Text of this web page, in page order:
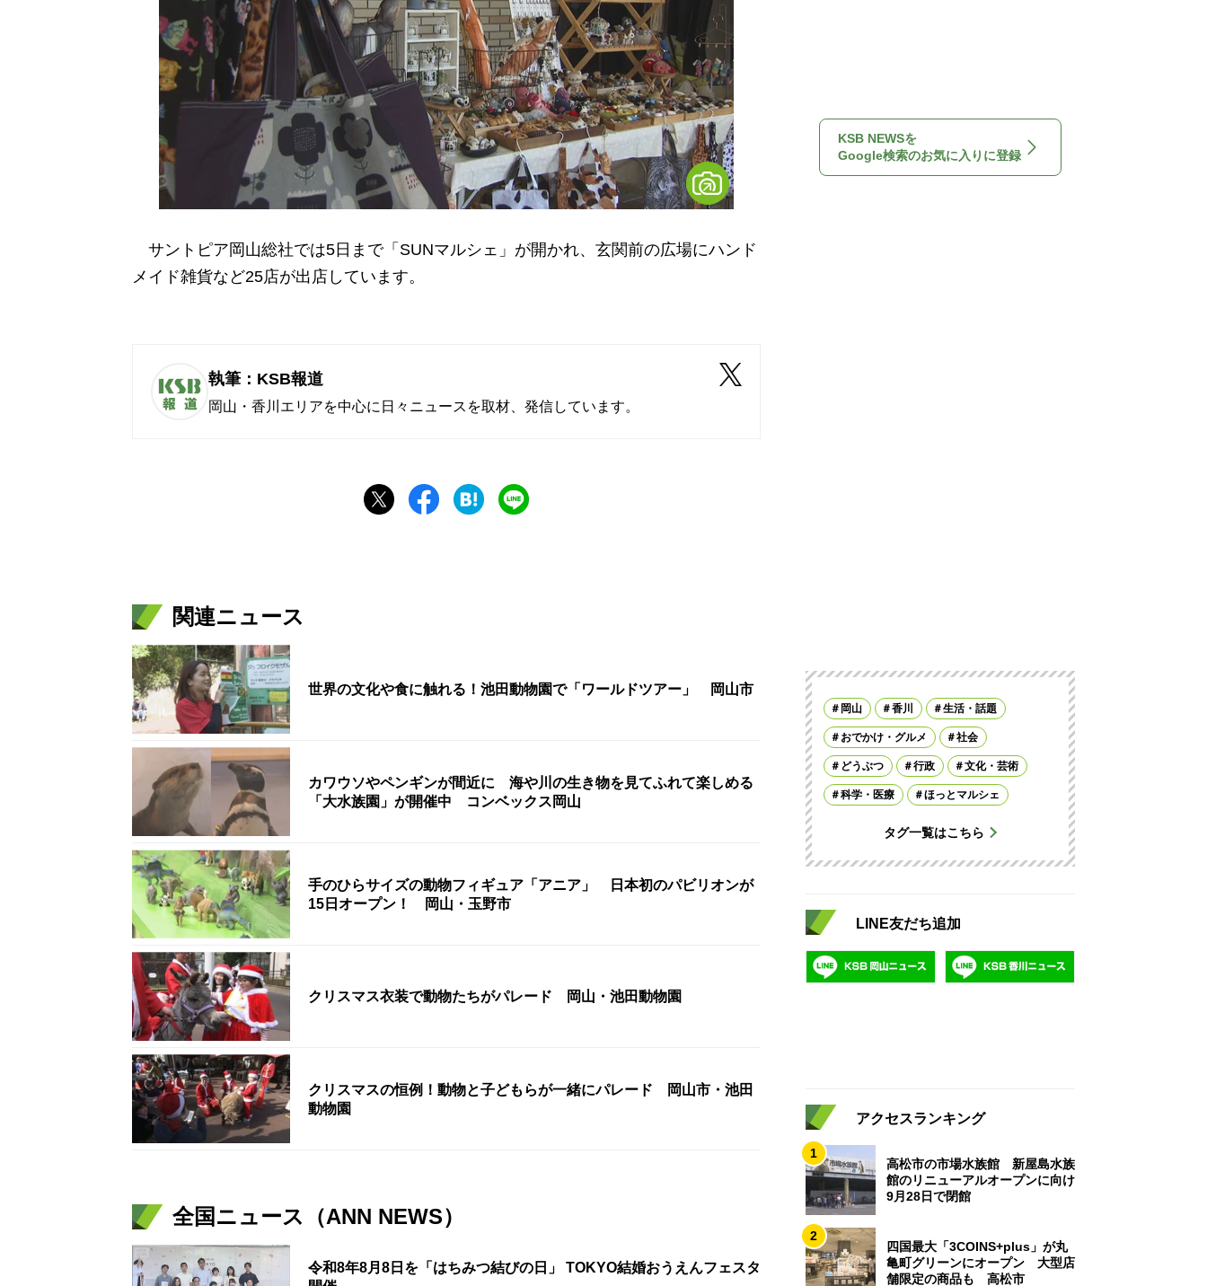
サントピア岡山総社では5日まで「SUNマルシェ」が開かれ、玄関前の広場にハンド
メイド雑貨など25店が出店しています。
執筆：KSB報道
岡山・香川エリアを中心に日々ニュースを取材、発信しています。
関連ニュース
世界の文化や食に触れる！池田動物園で「ワールドツアー」 岡山市
カワウソやペンギンが間近に 海や川の生き物を見てふれて楽しめる
「大水族園」が開催中 コンベックス岡山
手のひらサイズの動物フィギュア「アニア」 日本初のパビリオンが
15日オープン！ 岡山・玉野市
クリスマス衣装で動物たちがパレード 岡山・池田動物園
クリスマスの恒例！動物と子どもらが一緒にパレード 岡山市・池田
動物園
全国ニュース（ANN NEWS）
令和8年8月8日を「はちみつ結びの日」 TOKYO結婚おうえんフェスタ
KSB NEWSを
Google検索のお気に入りに登録
岡山 香川 生活・話題
おでかけ・グルメ 社会
どうぶつ 行政 文化・芸術
科学・医療 ほっとマルシェ
タグ一覧はこちら
LINE友だち追加
アクセスランキング
1
高松市の市場水族館 新屋島水族
館のリニューアルオープンに向け
9月28日で閉館
2
四国最大「3COINS+plus」が丸
亀町グリーンにオープン 大型店
舗限定の商品も 高松市